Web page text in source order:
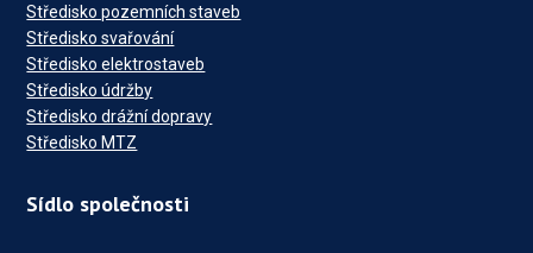
Středisko pozemních staveb
Středisko svařování
Středisko elektrostaveb
Středisko údržby
Středisko drážní dopravy
Středisko MTZ
Sídlo společnosti